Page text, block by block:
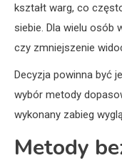
kształt warg, co
siebie. Dla wielu osób
czy zmniejszenie
Decyzja powinna być
wybór metody
wykonany zabieg
Metody